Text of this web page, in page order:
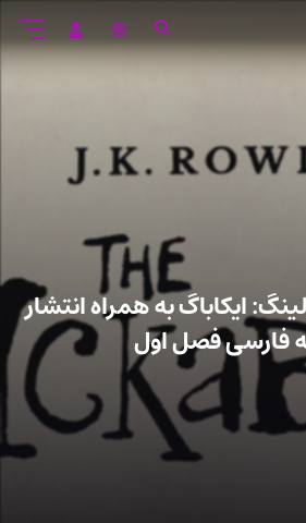
ایکاباگ به همراه انتشار
فارسی فصل اول